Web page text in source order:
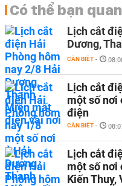
Có thể bạn
Lịch cắt
Dương,
CẦN BIẾT -
Lịch cắt
một số nơi
điện
CẦN BIẾT -
Lịch cắt
một số nơi
Kiến Thuỵ,